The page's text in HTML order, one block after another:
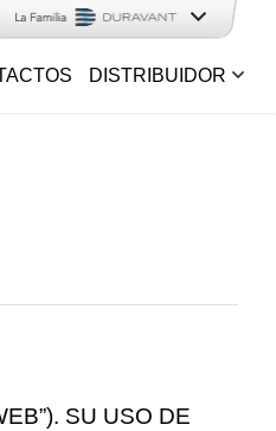
DISTRIBUIDOR
SU USO DE